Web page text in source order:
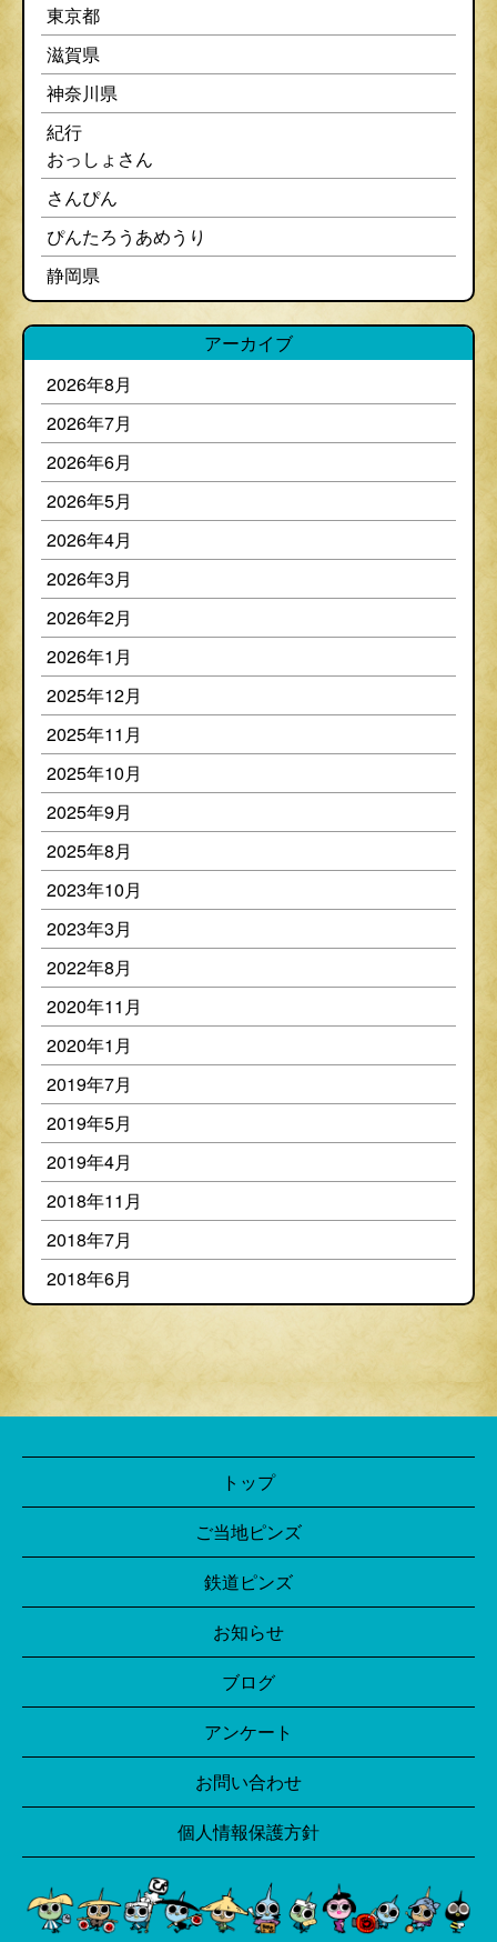
東京都
滋賀県
神奈川県
紀行
おっしょさん
さんぴん
ぴんたろうあめうり
静岡県
アーカイブ
2026年8月
2026年7月
2026年6月
2026年5月
2026年4月
2026年3月
2026年2月
2026年1月
2025年12月
2025年11月
2025年10月
2025年9月
2025年8月
2023年10月
2023年3月
2022年8月
2020年11月
2020年1月
2019年7月
2019年5月
2019年4月
2018年11月
2018年7月
2018年6月
トップ
ご当地ピンズ
鉄道ピンズ
お知らせ
ブログ
アンケート
お問い合わせ
個人情報保護方針